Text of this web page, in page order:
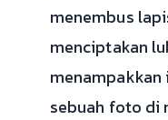
menembus
menciptakan
menampakkan
sebuah foto di